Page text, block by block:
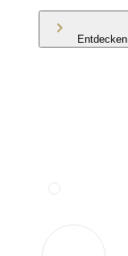
Entdecken